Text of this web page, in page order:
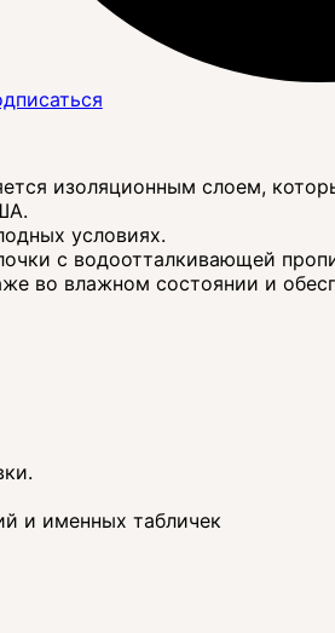
изоляционным слоем,
условиях.
с водоотталкивающей
во влажном состоянии и
и именных табличек